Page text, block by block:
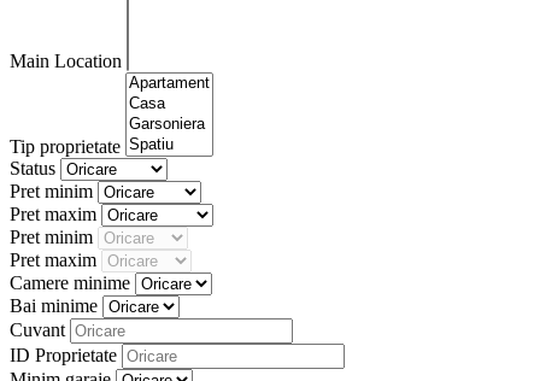
Main Location
Tip proprietate
Status
Pret minim
Pret maxim
Pret minim
Pret maxim
Camere minime
Bai minime
Cuvant
ID Proprietate